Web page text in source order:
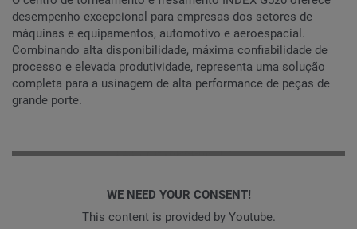
desempenho excepcional para empresas dos setores de
máquinas e equipamentos, automotivo e aeroespacial.
Combinando alta disponibilidade, máxima confiabilidade de
processo e elevada produtividade, representa uma solução
completa para a usinagem de alta performance de peças de
grande porte.
WE NEED YOUR CONSENT!
This content is provided by Youtube.